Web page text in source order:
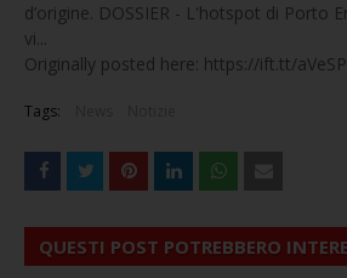
d’origine. DOSSIER - L'hotspot di Porto
vi...
Originally posted here: https://ift.tt/
Tags:
QUESTI POST POTREBBERO